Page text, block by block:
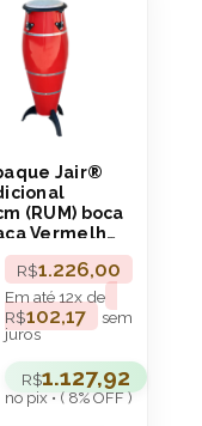
Jair®
(RUM) boca
Vermelho
Confortável
R$1.226,00
Em até12x de
R$102,17
sem
juros
R$1.127,92
no pix • ( 8% OFF )